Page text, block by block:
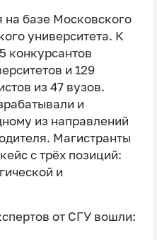
базе Московского
университета. К
конкурсантов
и 129
из 47 вузов.
и
из направлений
Магистранты
с трёх позиций:
и
от СГУ вошли: